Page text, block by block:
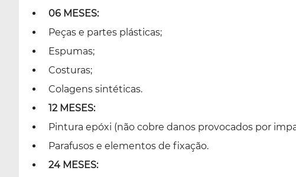
06 MESES:
Peças e partes plásticas;
Espumas;
Costuras;
Colagens sintéticas.
12 MESES:
Pintura epóxi (não cobre danos provocados por
Parafusos e elementos de fixação.
24 MESES: